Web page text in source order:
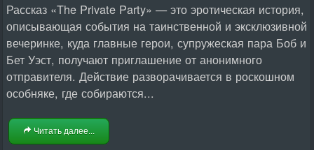
Рассказ «The Private Party» — это эротическая история,
описывающая события на таинственной и эксклюзивной
вечеринке, куда главные герои, супружеская пара Боб и
Бет Уэст, получают приглашение от анонимного
отправителя. Действие разворачивается в роскошном
особняке, где собираются...
Читать далее...